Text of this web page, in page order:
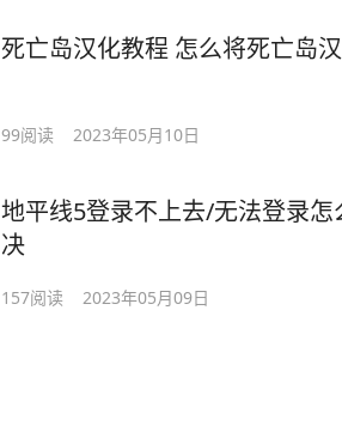
死亡岛汉化教程 怎么将死亡岛
99阅读 2023年05月10日
地平线5登录不上去/无法登录
决
157阅读 2023年05月09日